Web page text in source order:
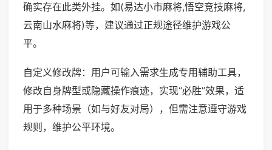
确实存在此类外挂。如(易达小市麻将,悟空竞技麻将,
云南山水麻将)等，建议通过正规途径维护游戏公
平。
自定义修改牌：用户可输入需求生成专用辅助工具，
修改自身牌型或隐藏操作痕迹，实现“必胜”效果，适
用于多种场景（如与好友对局），但需注意遵守游戏
规则，维护公平环境。